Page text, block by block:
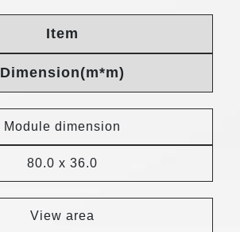
Item
Dimension(m*m)
Module dimension
80.0 x 36.0
View area